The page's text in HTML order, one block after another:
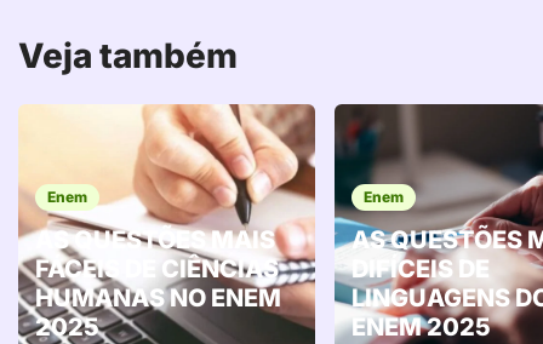
Veja também
Enem
AS QUESTÕES MAIS
FÁCEIS DE CIÊNCIAS
HUMANAS NO ENEM
2025
Enem
AS QUESTÕES
DIFÍCEIS DE
LINGUAGENS
ENEM 2025